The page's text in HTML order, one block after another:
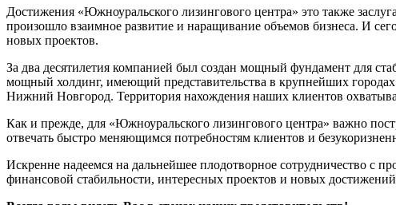
Достижения «Южноуральского лизингового центра» это также
произошло взаимное развитие и наращивание объемов бизнеса. И
новых проектов.
За два десятилетия компанией был создан мощный фундамент для
мощный холдинг, имеющий представительства в крупнейших
Нижний Новгород. Территория нахождения наших клиентов
Как и прежде, для «Южноуральского лизингового центра» важно
отвечать быстро меняющимся потребностям клиентов и
Искренне надеемся на дальнейшее плодотворное сотрудничество с
финансовой стабильности, интересных проектов и новых